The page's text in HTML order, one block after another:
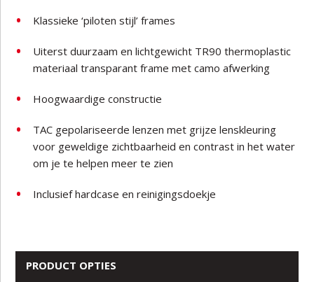
Klassieke ‘piloten stijl’ frames
Uiterst duurzaam en lichtgewicht TR90 thermoplastic
materiaal transparant frame met camo afwerking
Hoogwaardige constructie
TAC gepolariseerde lenzen met grijze lenskleuring
voor geweldige zichtbaarheid en contrast in het water
om je te helpen meer te zien
Inclusief hardcase en reinigingsdoekje
PRODUCT OPTIES